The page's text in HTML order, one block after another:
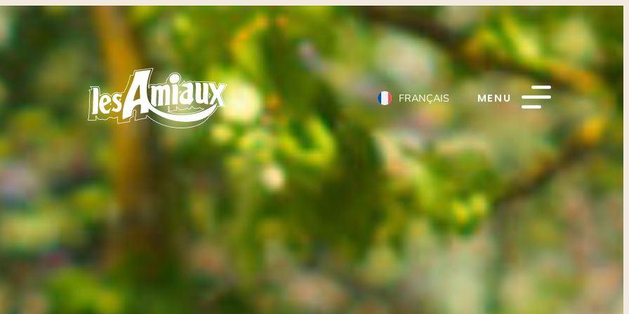
FRANÇAIS MENU